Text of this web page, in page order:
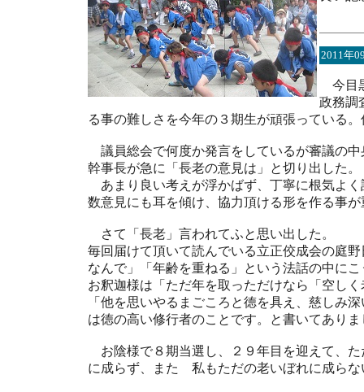
2011年
今目
政務調
る事の難しさを今年の３期生が頑張っている
議員総会で何度か発言をしているが審議の
幹事長が急に「長老の意見は」と切り出した。
あまり良い考えが浮かばず、丁寧に根気よ
数意見にも耳を傾け、協力頂ける形を作る事
さて「長老」言われてふと思い出した。
毎回届けて頂いて読んでいる立正佼成会の庭
なんで」「年齢を重ねる」という法話の中に
お釈迦様は「ただ年を取っただけなら「空し
「他を思いやるまごころと徳を具え、慈しみ
は徳の高い修行者のことです。と書いてありま
お陰様で８期当選し、２９年目を迎えて、
に成らず、また 私もただの老いぼれに成らな